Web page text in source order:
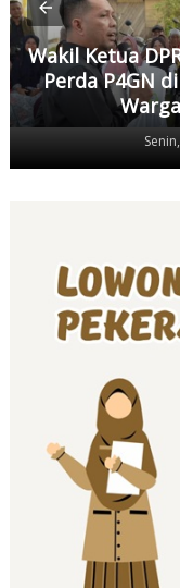
Wakil Ketua
Perda P4GN